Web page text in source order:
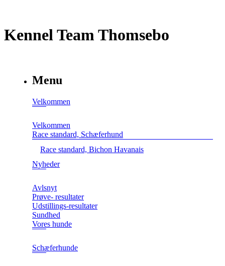
Kennel Team Thomsebo
Menu
Velkommen
Velkommen
Race standard, Schæferhund
Race standard, Bichon Havanais
Nyheder
Avlsnyt
Prøve- resultater
Udstillings-resultater
Sundhed
Vores hunde
Schæferhunde